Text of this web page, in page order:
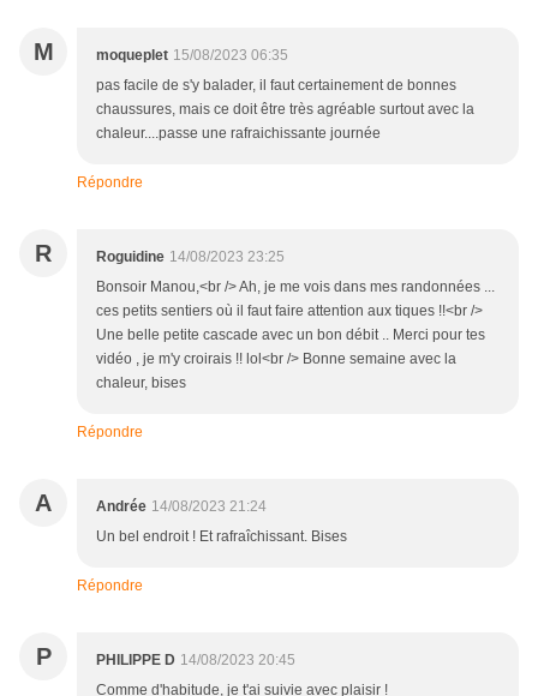
M moqueplet 15/08/2023 06:35
pas facile de s'y balader, il faut certainement de bonnes
chaussures, mais ce doit être très agréable surtout avec la
chaleur....passe une rafraichissante journée
Répondre
R Roguidine 14/08/2023 23:25
Bonsoir Manou,<br /> Ah, je me vois dans mes randonnées ...
ces petits sentiers où il faut faire attention aux tiques !!<br />
Une belle petite cascade avec un bon débit .. Merci pour tes
vidéo , je m'y croirais !! lol<br /> Bonne semaine avec la
chaleur, bises
Répondre
A Andrée 14/08/2023 21:24
Un bel endroit ! Et rafraîchissant. Bises
Répondre
P PHILIPPE D 14/08/2023 20:45
Comme d'habitude, je t'ai suivie avec plaisir !